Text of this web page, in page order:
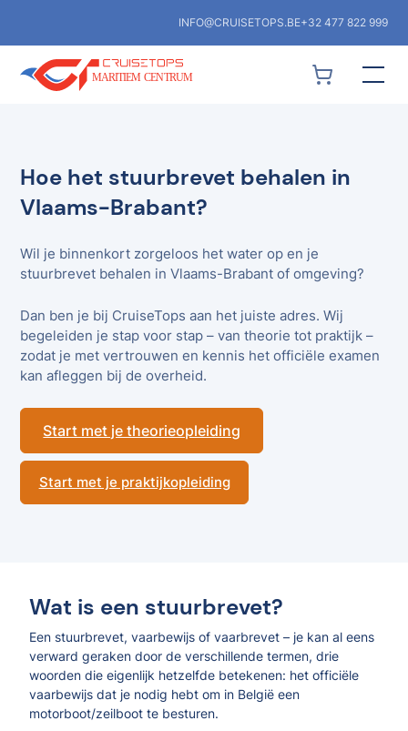
INFO@CRUISETOPS.BE+32 477 822 999
Hoe het stuurbrevet behalen in
Vlaams-Brabant?
Wil je binnenkort zorgeloos het water op en je
stuurbrevet behalen in Vlaams-Brabant of omgeving?
Dan ben je bij CruiseTops aan het juiste adres. Wij
begeleiden je stap voor stap – van theorie tot praktijk –
zodat je met vertrouwen en kennis het officiële examen
kan afleggen bij de overheid.
Start met je theorieopleiding
Start met je praktijkopleiding
Wat is een stuurbrevet?
Een stuurbrevet, vaarbewijs of vaarbrevet – je kan al eens
verward geraken door de verschillende termen, drie
woorden die eigenlijk hetzelfde betekenen: het officiële
vaarbewijs dat je nodig hebt om in België een
motorboot/zeilboot te besturen.